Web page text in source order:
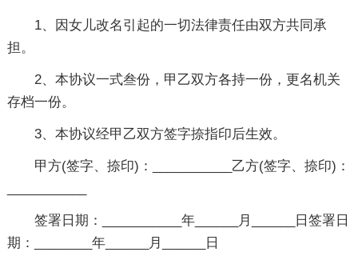
1、因女儿改名引起的一切法律责任由双方共同承
担。
2、本协议一式叁份，甲乙双方各持一份，更名机关
存档一份。
3、本协议经甲乙双方签字捺指印后生效。
甲方(签字、捺印)：___________乙方(签字、捺印)：
签署日期：___________年______月______日签署日
期：________年______月______日